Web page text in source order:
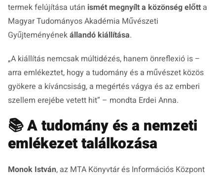
termek felújítása után ismét megnyílt a közönség előtt a
Magyar Tudományos Akadémia Művészeti
Gyűjteményénekállandó kiállítása.
„A kiállítás nemcsak múltidézés, hanem önreflexió is –
arra emlékeztet, hogy a tudomány és a művészet közös
gyökere a kíváncsiság, a megértés vágya és az emberi
szellem erejébe vetett hit” – mondta Erdei Anna.
📚A tudomány és a nemzeti
emlékezet találkozása
Monok István, az MTA Könyvtár és Információs Központ